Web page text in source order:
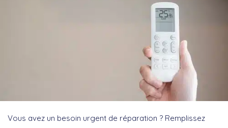
Vous avez un besoin urgent de réparation ? Remplissez